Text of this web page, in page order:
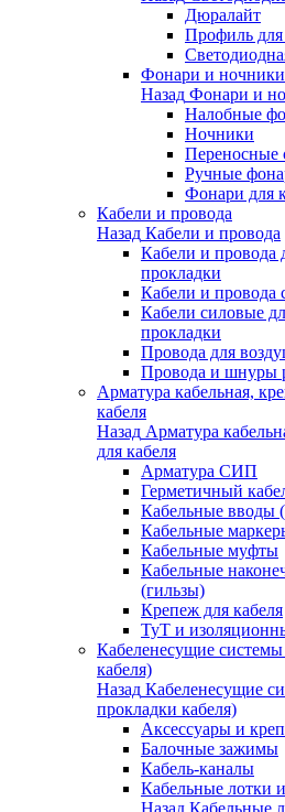
Дюралайт
Профиль
Фонари и ночники
Назад Фонари и
Налобные
Ночники
Переносные
Ручные
Фонари для
Кабели и провода
Назад Кабели и провода
Кабели и провода
прокладки
Кабели и провода
Кабели силовые
прокладки
Провода для
Провода и шнуры
Арматура кабельная,
кабеля
Назад Арматура
для кабеля
Арматура СИП
Герметичный
Кабельные вводы
Кабельные
Кабельные муфты
Кабельные
(гильзы)
Крепеж для кабеля
ТуТ и
Кабеленесущие
кабеля)
Назад Кабеленесущие
прокладки кабеля)
Аксессуары и
Балочные зажимы
Кабель-каналы
Кабельные лотки
Назад Кабельные